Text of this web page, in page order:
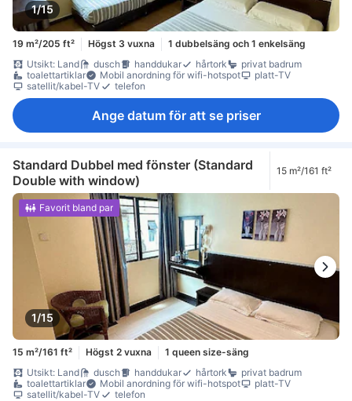
1/15
19 m²/205 ft² Högst 3 vuxna
1 dubbelsäng och 1 enkelsäng
Utsikt: Land
dusch handdukar hårtork
privat badrum
toalettartiklar
Mobil anordning för wifi-hotspot
platt-TV
satellit/kabel-TV
telefon
Ange datum för att se priser
Standard Dubbel med fönster (Standard
Double with window)
15 m²/161 ft²
1/15
Favorit bland par
15 m²/161 ft² Högst 2 vuxna
1 queen size-säng
Utsikt: Land
dusch handdukar hårtork
privat badrum
toalettartiklar
Mobil anordning för wifi-hotspot
platt-TV
satellit/kabel-TV
telefon